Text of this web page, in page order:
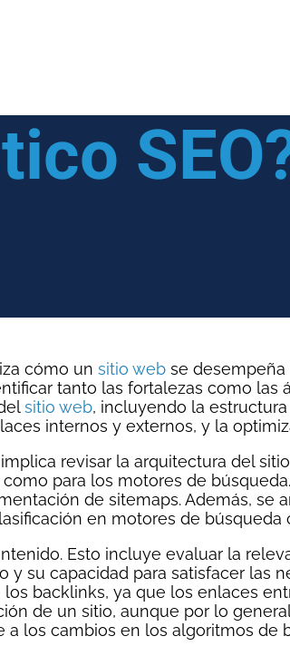
cómo un sitio web se
tanto las fortalezas como las
sitio web, incluyendo la
internos y externos, y la
revisar la arquitectura del
para los motores de
de sitemaps. Además, se
en motores de búsqueda
Esto incluye evaluar la
su capacidad para satisfacer las
los backlinks, ya que los enlaces
de un sitio, aunque por lo
a los cambios en los algoritmos de